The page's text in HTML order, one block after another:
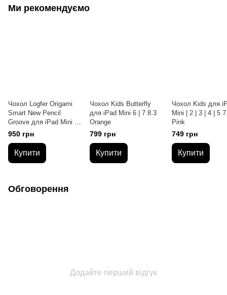
Ми рекомендуємо
Чохол Logfer Origami
Smart New Pencil
Groove для iPad Mini 6 |
7 8.3 Black
950 грн
Купити
Чохол Kids Butterfly
для iPad Mini 6 | 7 8.3
Orange
799 грн
Купити
Чохол Kids для
Mini | 2 | 3 | 4 | 5
Pink
749 грн
Купити
Обговорення
Додайте перший відгук